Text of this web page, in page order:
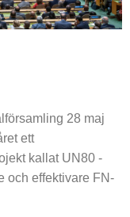
28 maj
ett
kallat UN80 -
och effektivare FN-